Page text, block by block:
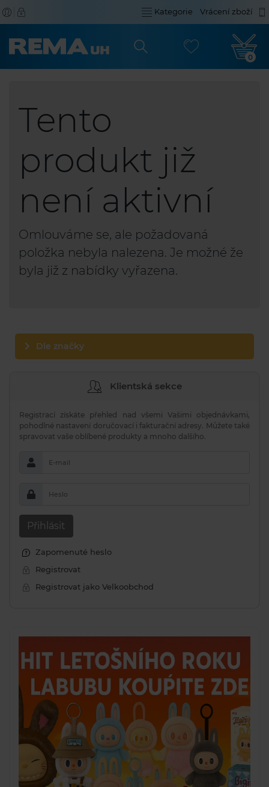
Kategorie Vrácení zboží
0
Tento
produkt již
není aktivní
Omlouváme se, ale požadovaná
položka nebyla nalezena. Je možné že
byla již z nabídky vyřazena.
Dle značky
Klientská sekce
Registrací získáte přehled nad všemi Vašimi objednávkami,
pohodlné nastavení doručovací i fakturační adresy. Můžete také
spravovat vaše oblíbené produkty a mnoho dalšího.
E-mail
Heslo
Přihlásit
Zapomenuté heslo
Registrovat
Registrovat jako Velkoobchod